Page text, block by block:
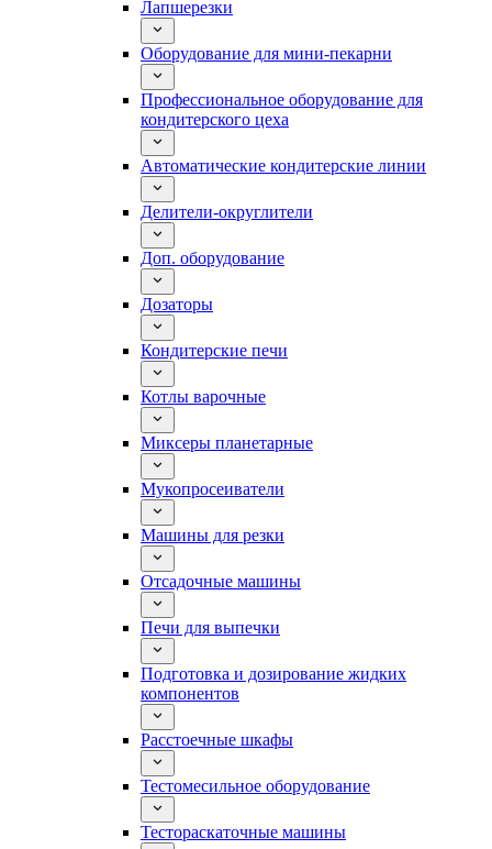
Лапшерезки
Оборудование для мини-пекарни
Профессиональное оборудование для
кондитерского цеха
Автоматические кондитерские линии
Делители-округлители
Доп. оборудование
Дозаторы
Кондитерские печи
Котлы варочные
Миксеры планетарные
Мукопросеиватели
Машины для резки
Отсадочные машины
Печи для выпечки
Подготовка и дозирование жидких
компонентов
Расстоечные шкафы
Тестомесильное оборудование
Тестораскаточные машины